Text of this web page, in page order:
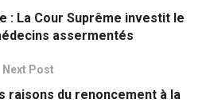
: La Cour Suprême investit le
assermentés
Next Post
raisons du renoncement à la